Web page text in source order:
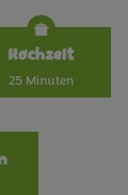
Kochzeit
25 Minuten